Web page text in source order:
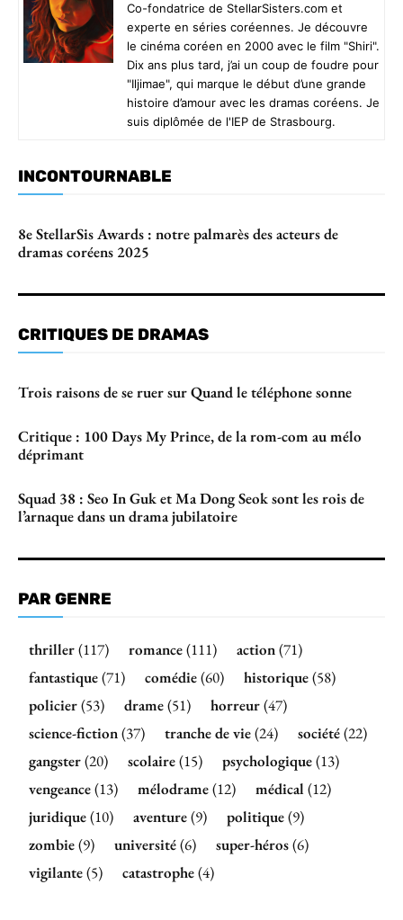
Co-fondatrice de StellarSisters.com et
experte en séries coréennes. Je découvre
le cinéma coréen en 2000 avec le film "Shiri".
Dix ans plus tard, j’ai un coup de foudre pour
"Iljimae", qui marque le début d’une grande
histoire d’amour avec les dramas coréens. Je
suis diplômée de l'IEP de Strasbourg.
INCONTOURNABLE
8e StellarSis Awards : notre palmarès des acteurs de
dramas coréens 2025
CRITIQUES DE DRAMAS
Trois raisons de se ruer sur Quand le téléphone sonne
Critique : 100 Days My Prince, de la rom-com au mélo
déprimant
Squad 38 : Seo In Guk et Ma Dong Seok sont les rois de
l’arnaque dans un drama jubilatoire
PAR GENRE
thriller(117) romance(111) action(71)
fantastique(71) comédie(60) historique(58)
policier(53) drame(51) horreur(47)
science-fiction(37) tranche de vie(24) société(22)
gangster(20) scolaire(15) psychologique(13)
vengeance(13) mélodrame(12) médical(12)
juridique(10) aventure(9) politique(9)
zombie(9) université(6) super-héros(6)
vigilante(5) catastrophe(4)